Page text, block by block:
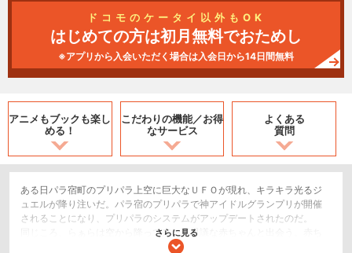
ドコモのケータイ以外もOK
はじめての方は初月無料でおためし
※アプリから入会いただく場合は入会日から14日間無料
アニメもブックも楽し
める！
こだわりの機能／お得
なサービス
よくある
質問
ある日パラ宿町のプリパラ上空に巨大なＵＦＯが現れ、キラキラ光るジ
ュエルが降り注いだ。パラ宿のプリパラで神アイドルグランプリが開催
されることになり、プリパラのシステムがアップデートされたのだ。
同じころ、らぁらは空から降って来た不思議な赤ちゃんと出会う。赤ち
ゃんはらぁらをママと呼んで離れようとしない。放っておけず赤ちゃん
さらに見る